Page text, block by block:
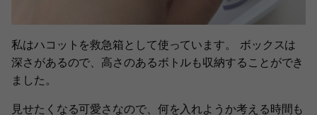
私はハコットを救急箱として使っています。 ボックスは
深さがあるので、高さのあるボトルも収納することができ
ました。
見せたくなる可愛さなので、何を入れようか考える時間も